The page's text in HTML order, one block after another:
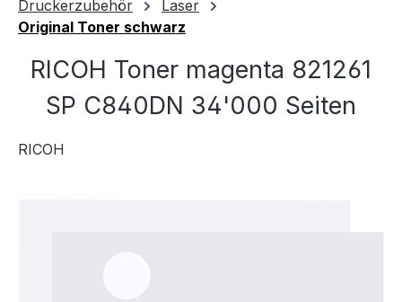
Druckerzubehör
Laser
Original Toner schwarz
RICOH Toner magenta 821261
SP C840DN 34'000 Seiten
RICOH